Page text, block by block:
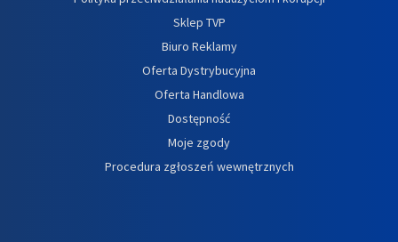
Sklep TVP
Biuro Reklamy
Oferta Dystrybucyjna
Oferta Handlowa
Dostępność
Moje zgody
Procedura zgłoszeń wewnętrznych